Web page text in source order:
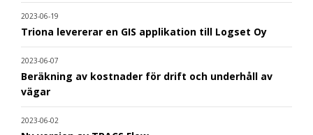
2023-06-19
Triona levererar en GIS applikation till Logset Oy
2023-06-07
Beräkning av kostnader för drift och underhåll av
vägar
2023-06-02